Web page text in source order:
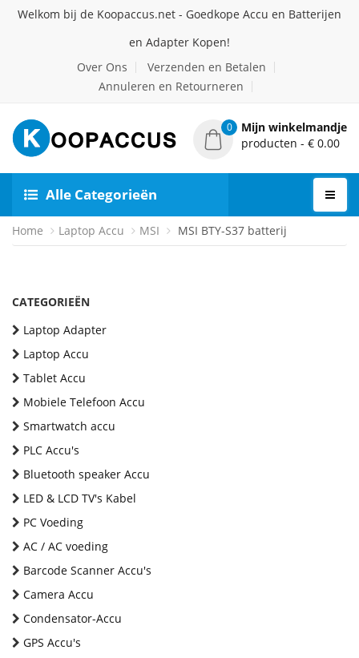
Welkom bij de Koopaccus.net - Goedkope Accu en Batterijen
en Adapter Kopen!
Over Ons
Verzenden en Betalen
Annuleren en Retourneren
0
Mijn winkelmandje
producten - € 0.00
Alle Categorieën
Home Laptop Accu MSI MSI BTY-S37 batterij
CATEGORIEËN
Laptop Adapter
Laptop Accu
Tablet Accu
Mobiele Telefoon Accu
Smartwatch accu
PLC Accu's
Bluetooth speaker Accu
LED & LCD TV's Kabel
PC Voeding
AC / AC voeding
Barcode Scanner Accu's
Camera Accu
Condensator-Accu
GPS Accu's